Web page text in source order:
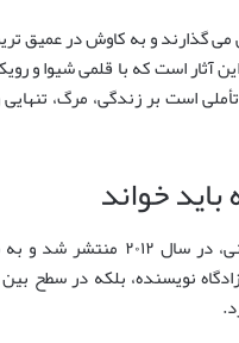
می گذارند و به کاوش در
آثار است که با قلمی شیوا و
است بر زندگی، مرگ،
خواند
«مارتا کیست؟»، دومین رمان ماریانا گاپوننکو،
نویسنده، بلکه در سطح بین